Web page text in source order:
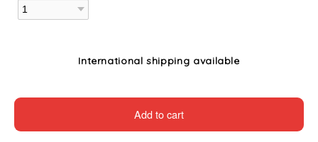
International shipping available
Add to cart